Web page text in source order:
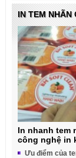
IN TEM NHÃN
In nhanh tem
công nghệ in
Ưu điểm của